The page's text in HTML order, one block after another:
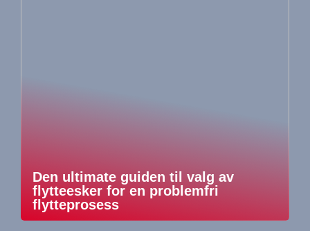
Den ultimate guiden til valg av
flytteesker for en problemfri
flytteprosess